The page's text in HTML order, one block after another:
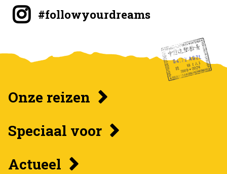
#followyourdreams
Onze reizen
Speciaal voor
Actueel